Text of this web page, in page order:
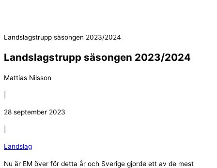
Landslagstrupp säsongen 2023/2024
Landslagstrupp säsongen 2023/2024
Mattias Nilsson
28 september 2023
Landslag
Nu är EM över för detta år och Sverige gjorde ett av de mest